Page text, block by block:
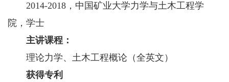
2014-2018，中国矿业大学力学与土木工程学
院，学士
主讲课程：
理论力学、土木工程概论（全英文）
获得专利